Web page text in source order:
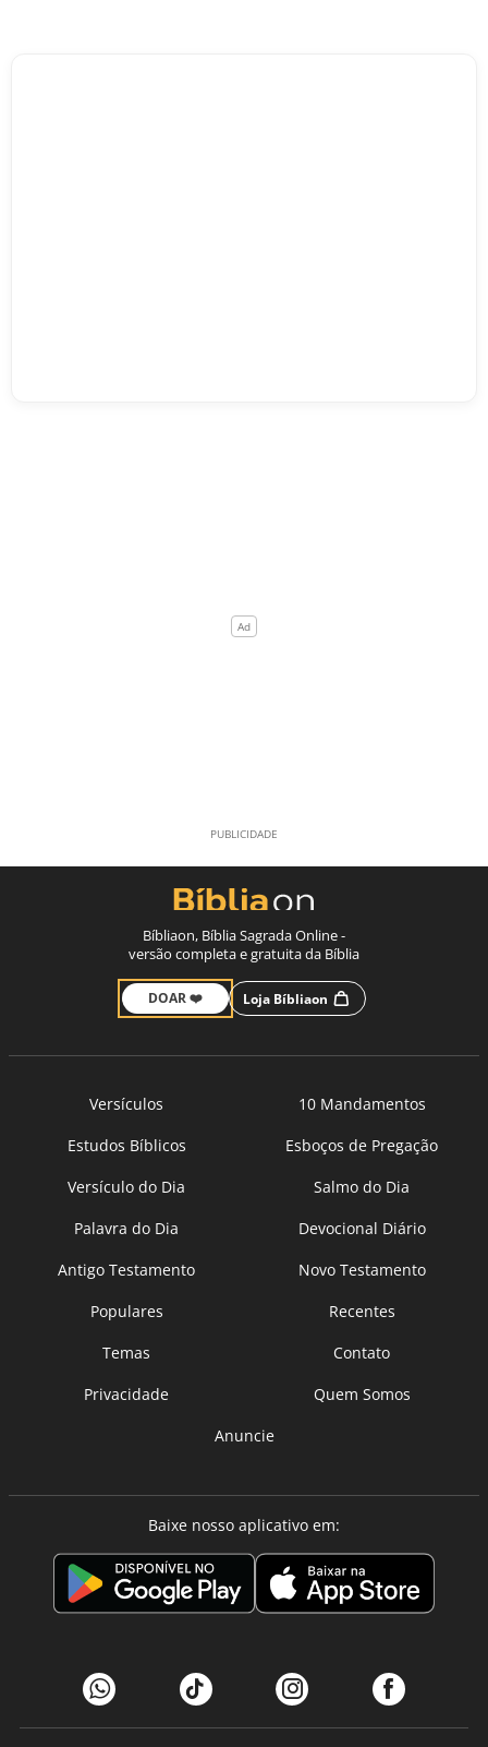
Bíbliaon, Bíblia Sagrada Online -
versão completa e gratuita da Bíblia
DOAR ❤️ Loja Bíbliaon
Versículos
10 Mandamentos
Estudos Bíblicos
Esboços de Pregação
Versículo do Dia
Salmo do Dia
Palavra do Dia
Devocional Diário
Antigo Testamento
Novo Testamento
Populares
Recentes
Temas
Contato
Privacidade
Quem Somos
Anuncie
Baixe nosso aplicativo em: